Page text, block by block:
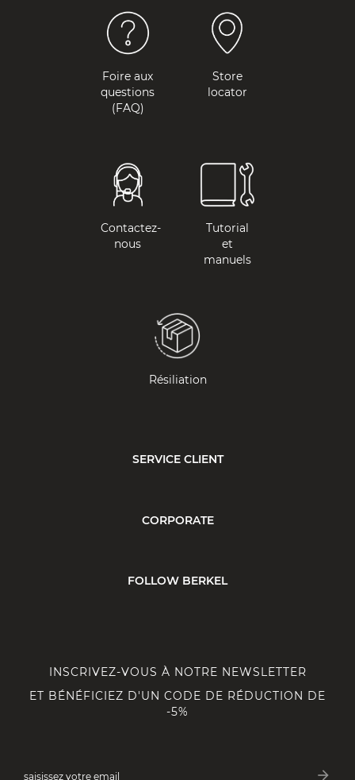
Foire aux
questions
(FAQ)
Store
locator
Contactez-
nous
Tutorial
et
manuels
Résiliation
SERVICE CLIENT
CORPORATE
FOLLOW BERKEL
INSCRIVEZ-VOUS À NOTRE NEWSLETTER
ET BÉNÉFICIEZ D'UN CODE DE RÉDUCTION DE
-5%
saisissez votre email arrow_forward